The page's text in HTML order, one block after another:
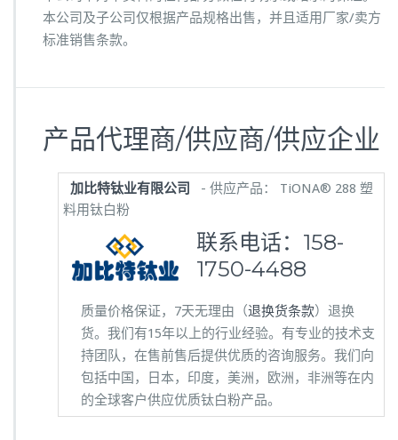
本公司及子公司仅根据产品规格出售，并且适用厂家/卖方
标准销售条款。
产品代理商/供应商/供应企业
加比特钛业有限公司
- 供应产品： TiONA® 288 塑
料用钛白粉
联系电话： 158-
1750-4488
质量价格保证，7天无理由（退换货条款）退换
货。我们有15年以上的行业经验。有专业的技术支
持团队，在售前售后提供优质的咨询服务。我们向
包括中国，日本，印度，美洲，欧洲，非洲等在内
的全球客户供应优质钛白粉产品。